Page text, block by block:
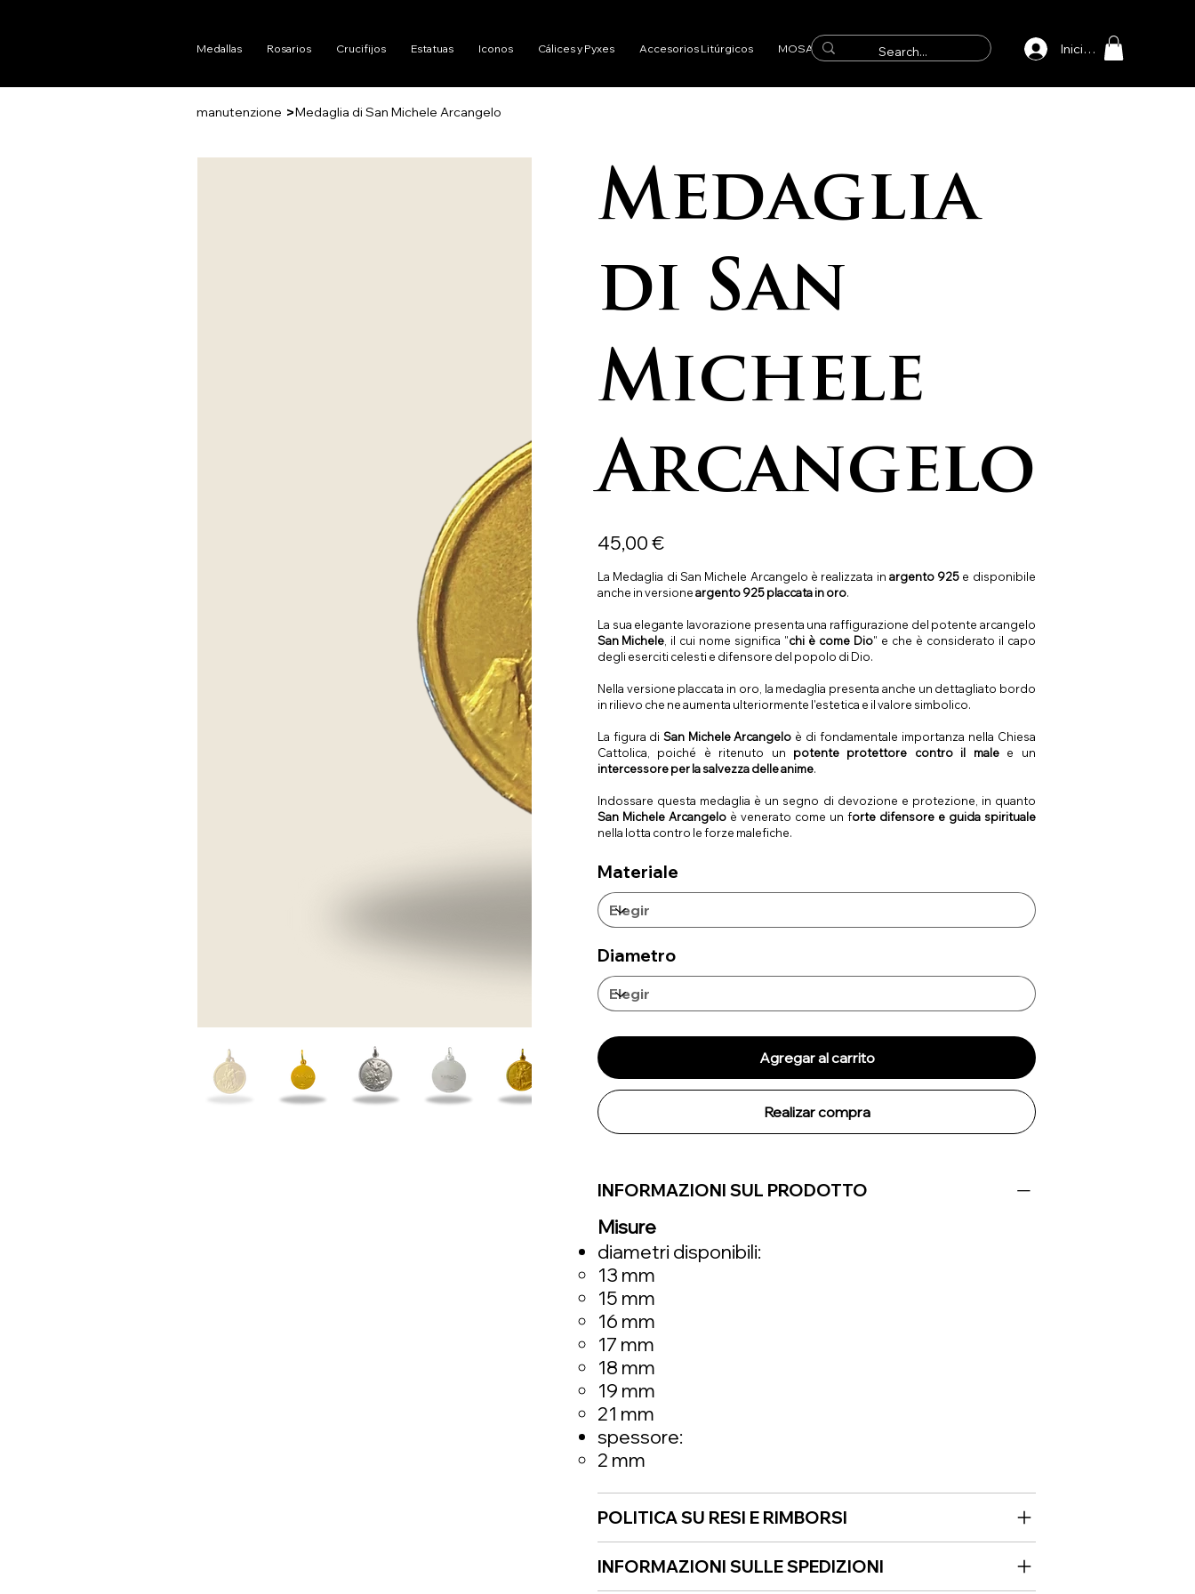
manutenzione >Medaglia di San Michele Arcangelo
Medaglia
di San
Michele
Arcangelo
Precio
45,00 €
La Medaglia di San Michele Arcangelo è realizzata in argento 925e disponibile
anche in versioneargento 925 placcata in oro.
La sua elegante lavorazione presenta una raffigurazione del potente arcangelo
San Michele, il cui nome significa "chi è come Dio" e che è considerato il capo
degli eserciti celesti e difensore del popolo di Dio.
Nella versione placcata in oro, la medaglia presenta anche un dettagliato bordo
in rilievo che ne aumenta ulteriormente l'estetica e il valore simbolico.
La figura di San Michele Arcangelo è di fondamentale importanza nella Chiesa
Cattolica, poiché è ritenuto un potente protettore contro il male e un
intercessore per la salvezza delle anime.
Indossare questa medaglia è un segno di devozione e protezione, in quanto
San Michele Arcangeloè venerato come un forte difensore e guida spirituale
nella lotta contro le forze malefiche.
Materiale
Diametro
Agregar al carrito
Realizar compra
INFORMAZIONI SUL PRODOTTO
Misure
diametri disponibili:
13 mm
15 mm
16 mm
17 mm
18 mm
19 mm
21 mm
spessore:
2 mm
POLITICA SU RESI E RIMBORSI
INFORMAZIONI SULLE SPEDIZIONI
Medallas Rosarios Crucifijos Estatuas Iconos Cálices y Pyxes Accesorios Litúrgicos MOSAICOS Iniciar sesión